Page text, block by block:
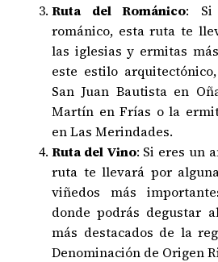
Ruta del Románico: Si
románico, esta ruta te
las iglesias y ermitas
este estilo
San Juan Bautista en
Martín en Frías o la
en Las Merindades.
Ruta del Vino: Si eres un
ruta te llevará por
viñedos más
donde podrás degustar
más destacados de la
Denominación de Origen